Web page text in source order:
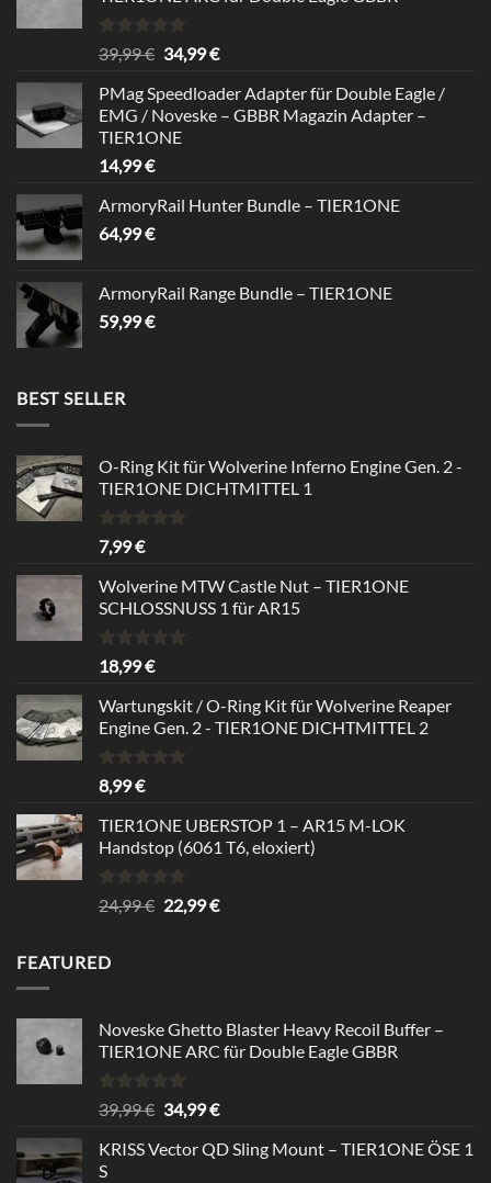
Rated5.00
out of 5
39,99€ Original
was:
39,99 €.
34,99€Current
is:
34,99 €.
PMag Speedloader Adapter für Double Eagle /
EMG / Noveske – GBBR Magazin Adapter –
TIER1ONE
14,99€
ArmoryRail Hunter Bundle – TIER1ONE
64,99€
ArmoryRail Range Bundle – TIER1ONE
59,99€
BEST SELLER
O-Ring Kit für Wolverine Inferno Engine Gen. 2 -
TIER1ONE DICHTMITTEL 1
Rated
out of 5
7,99€
Wolverine MTW Castle Nut – TIER1ONE
SCHLOSSNUSS 1 für AR15
Rated5.00
out of 5
18,99€
Wartungskit / O-Ring Kit für Wolverine Reaper
Engine Gen. 2 - TIER1ONE DICHTMITTEL 2
Rated
out of 5
8,99€
TIER1ONE UBERSTOP 1 – AR15 M-LOK
Handstop (6061 T6, eloxiert)
Rated4.67
out of 5
24,99€ Original
22,99€Current
FEATURED
Noveske Ghetto Blaster Heavy Recoil Buffer –
TIER1ONE ARC für Double Eagle GBBR
Rated5.00
out of 5
39,99€ Original
was:
34,99€Current
is:
KRISS Vector QD Sling Mount – TIER1ONE ÖSE 1
S